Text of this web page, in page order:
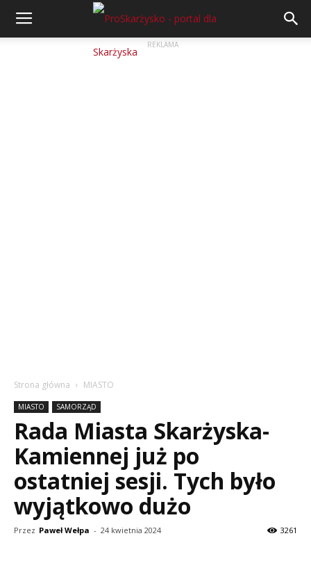
REKLAMA
Strona główna MIASTO
MIASTO SAMORZĄD
Rada Miasta Skarżyska-
Kamiennej już po
ostatniej sesji. Tych było
wyjątkowo dużo
Przez Paweł Wełpa - 24 kwietnia 2024 3261